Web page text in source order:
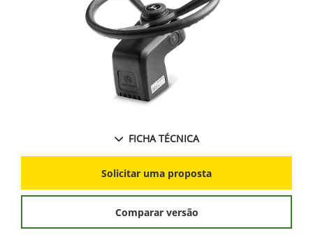
FICHA TÉCNICA
Solicitar uma proposta
Comparar versão